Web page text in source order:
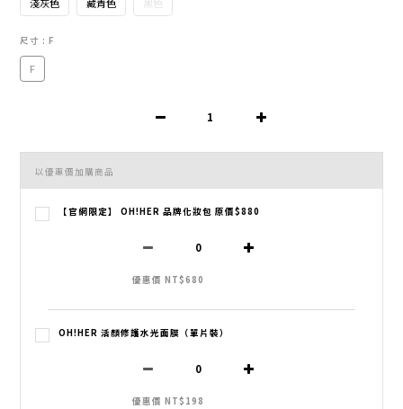
淺灰色 藏青色 黑色
尺寸 : F
F
以優惠價加購商品
【官網限定】 OH!HER 品牌化妝包 原價$880
優惠價 NT$680
OH!HER 活顏修護水光面膜（單片裝）
優惠價 NT$198